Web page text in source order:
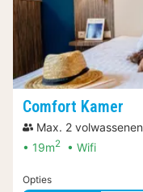
Comfort Kamer
Max. 2 volwassenen
19m2 Wifi
Opties